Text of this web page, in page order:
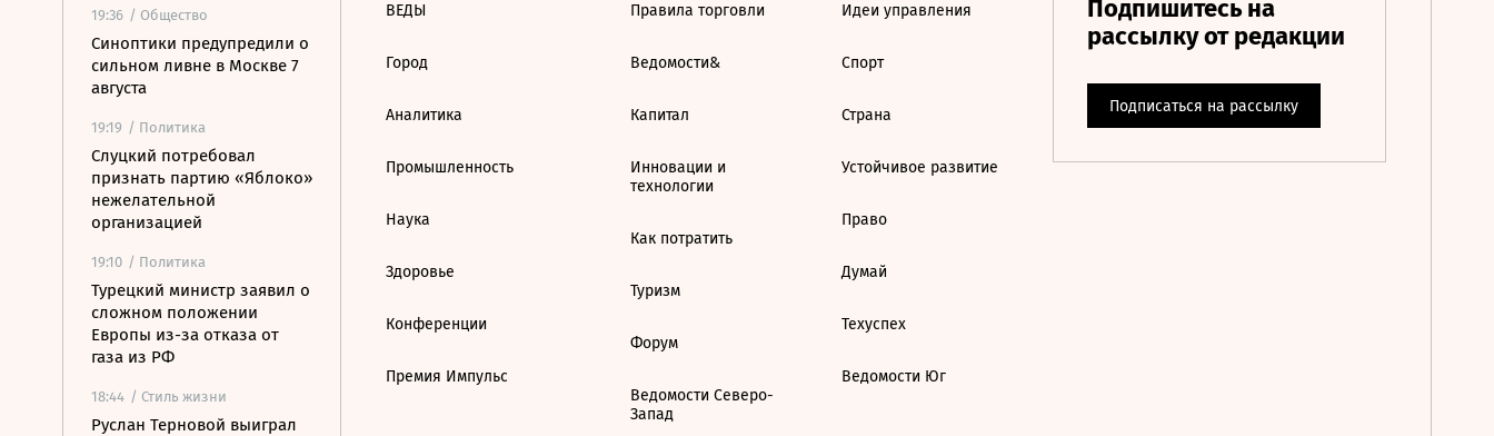
19:36 / Общество
Синоптики предупредили о
сильном ливне в Москве 7
августа
19:19 / Политика
Слуцкий потребовал
признать партию «Яблоко»
нежелательной
организацией
19:10 / Политика
Турецкий министр заявил о
сложном положении
Европы из-за отказа от
газа из РФ
18:44 / Стиль жизни
Руслан Терновой выиграл
ВЕДЫ
Город
Аналитика
Промышленность
Наука
Здоровье
Конференции
Премия Импульс
Правила торговли
Ведомости&
Капитал
Инновации и
технологии
Как потратить
Туризм
Форум
Ведомости Северо-
Запад
Идеи управления
Спорт
Страна
Устойчивое развитие
Право
Думай
Техуспех
Ведомости Юг